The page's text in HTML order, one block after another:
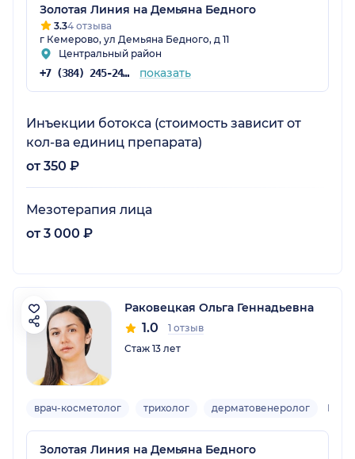
Золотая Линия на Демьяна Бедного
3.34 отзыва
г Кемерово, ул Демьяна Бедного, д 11
Центральный район
+7 (384) 245-24-52 показать
Инъекции ботокса (стоимость зависит от
кол-ва единиц препарата)
от 350 ₽
Мезотерапия лица
от 3 000 ₽
Раковецкая Ольга Геннадьевна
1.0
1 отзыв
Стаж 13 лет
врач-косметолог трихолог дерматовенеролог
Золотая Линия на Демьяна Бедного